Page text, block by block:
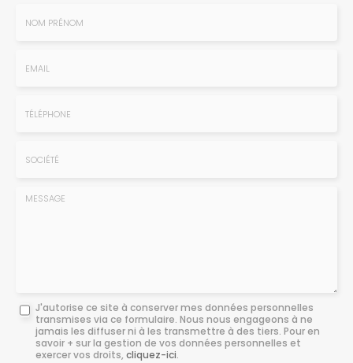
Message
J'autorise ce site à conserver mes données personnelles
transmises via ce formulaire. Nous nous engageons à ne
jamais les diffuser ni à les transmettre à des tiers. Pour en
savoir + sur la gestion de vos données personnelles et
exercer vos droits, cliquez-ici.